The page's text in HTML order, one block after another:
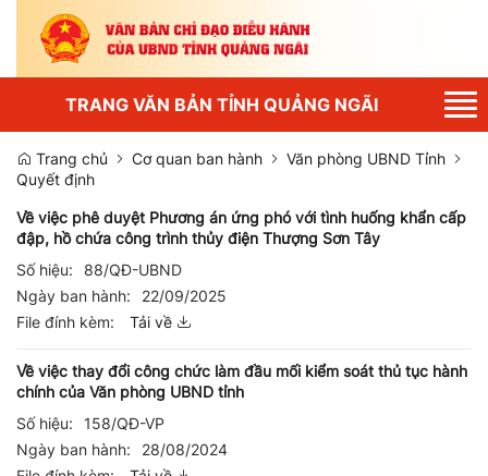
TRANG VĂN BẢN TỈNH QUẢNG NGÃI
Trang chủ
Cơ quan ban hành
Văn phòng UBND Tỉnh
Quyết định
Về việc phê duyệt Phương án ứng phó với tình huống khẩn cấp
đập, hồ chứa công trình thủy điện Thượng Sơn Tây
Số hiệu:
88/QĐ-UBND
Ngày ban hành:
22/09/2025
File đính kèm:
Tải về
Về việc thay đổi công chức làm đầu mối kiểm soát thủ tục hành
chính của Văn phòng UBND tỉnh
Số hiệu:
158/QĐ-VP
Ngày ban hành:
28/08/2024